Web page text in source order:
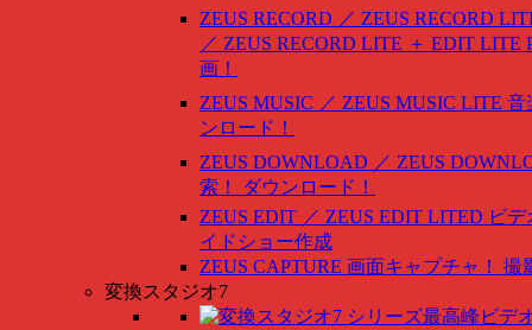
ZEUS RECORD ／ ZEUS RECORD
／ ZEUS RECORD LITE ＋ EDIT LITE
画！
ZEUS MUSIC ／ ZEUS MUSIC LITE 音
ンロード！
ZEUS DOWNLOAD ／ ZEUS
索！ ダウンロード！
ZEUS EDIT ／ ZEUS EDIT LITED ビ
イドショー作成
ZEUS CAPTURE 画面キャプチャ！ 撮
変換スタジオ7